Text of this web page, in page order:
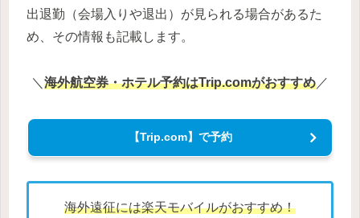
出退勤（会場入りや退出）が見られる場合があるた
め、その情報も記載します。
＼ 海外航空券・ホテル予約はTrip.comがおすすめ ／
【Trip.com】で予約
海外遠征には楽天モバイルがおすすめ！